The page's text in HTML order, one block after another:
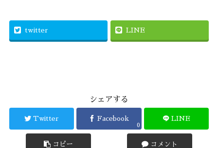
twitter LINE
シェアする
Twitter Facebook
0
LINE
コピー コメント